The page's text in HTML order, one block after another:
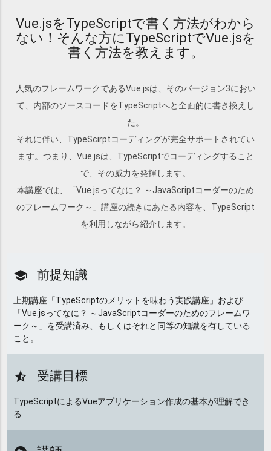
Vue.jsをTypeScriptで書く方法がわから
ない！そんな方にTypeScriptでVue.jsを
書く方法を教えます。
人気のフレームワークであるVue.jsは、そのバージョン3におい
て、内部のソースコードをTypeScriptへと全面的に書き換えし
た。
それに伴い、TypeScirptコーディングが完全サポートされてい
ます。つまり、Vue.jsは、TypeScriptでコーディングすること
で、その威力を発揮します。
本講座では、「Vue.jsってなに？ ～JavaScriptコーダーのため
のフレームワーク～」講座の続きにあたる内容を、TypeScript
を利用しながら紹介します。
school 前提知識
上期講座「TypeScriptのメリットを味わう実践講座」および
「Vue.jsってなに？ ～JavaScriptコーダーのためのフレームワ
ーク～」を受講済み、もしくはそれと同等の知識を有している
こと。
star_half 受講目標
TypeScriptによるVueアプリケーション作成の基本が理解でき
る